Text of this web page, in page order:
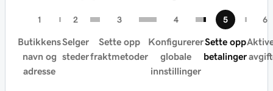
Butikkens
navn og
adresse
Selger
steder
Sette opp
fraktmetoder
Konfigurerer
globale
innstillinger
Sette opp
betalinger